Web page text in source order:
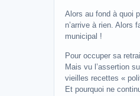
Alors au fond à quoi
n’arrive à rien. Alors
municipal !
Pour occuper sa
Mais vu l’assertion
vieilles recettes «
Et pourquoi ne